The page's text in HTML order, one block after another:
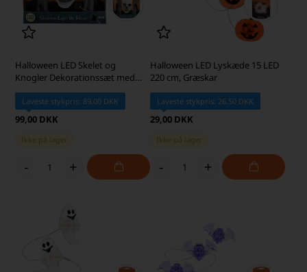
Halloween LED Skelet og
Knogler Dekorationssæt med
Lys
Laveste stykpris: 89,00 DKK
99,00 DKK
Ikke på lager
- +
Halloween LED Lyskæde 15 LED
220 cm, Græskar
Laveste stykpris: 26,50 DKK
29,00 DKK
Ikke på lager
- +